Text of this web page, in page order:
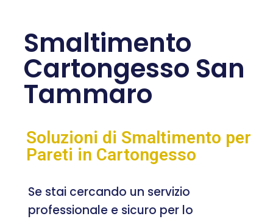
Smaltimento
Cartongesso San
Tammaro
Soluzioni di Smaltimento per
Pareti in Cartongesso
Se stai cercando un servizio
professionale e sicuro per lo